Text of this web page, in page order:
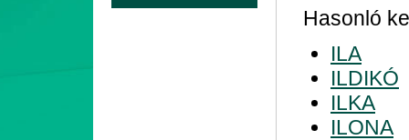
Hasonló
ILA
ILDIKÓ
ILKA
ILONA